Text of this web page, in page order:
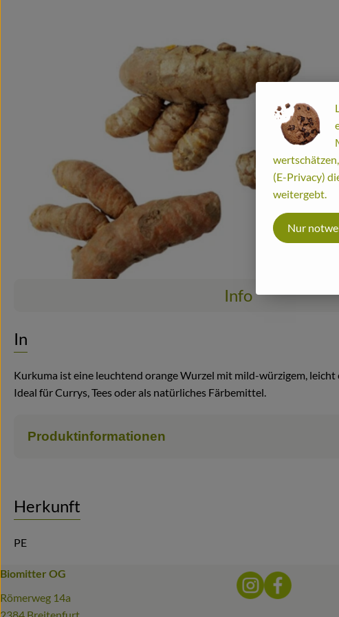
Info
Info
Kurkuma ist eine leuchtend orange Wurzel mit mild-würzigem,
Ideal für Currys, Tees oder als natürliches Färbemittel.
Produktinformationen
Herkunft
PE
Biomitter OG
Römerweg 14a
Externer Link
Externer
(E-Privacy)
weitergebt.
Nur